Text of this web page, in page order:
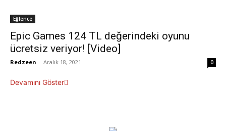
Eğlence
Epic Games 124 TL değerindeki oyunu
ücretsiz veriyor! [Video]
Redzeen - Aralık 18, 2021 0
Devamını Göster